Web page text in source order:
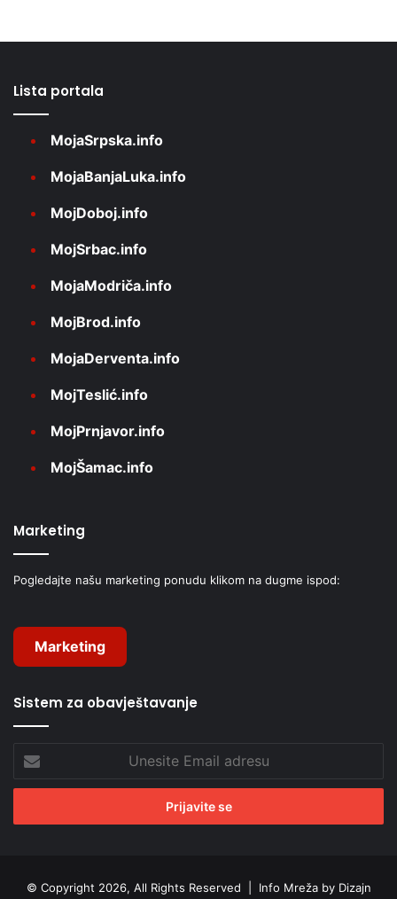
Lista portala
MojaSrpska.info
MojaBanjaLuka.info
MojDoboj.info
MojSrbac.info
MojaModriča.info
MojBrod.info
MojaDerventa.info
MojTeslić.info
MojPrnjavor.info
MojŠamac.info
Marketing
Pogledajte našu marketing ponudu klikom na dugme ispod:
Marketing
Sistem za obavještavanje
Email
adresu
© Copyright 2026, All Rights Reserved | Info Mreža by Dizajn